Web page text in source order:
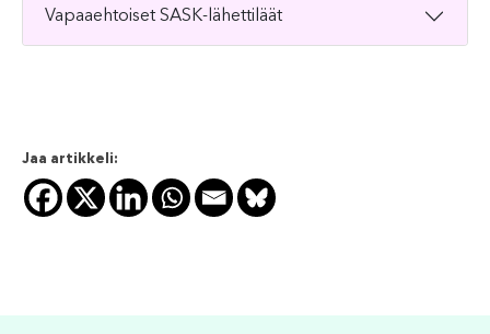
Vapaaehtoiset SASK-lähettiläät
Jaa artikkeli: